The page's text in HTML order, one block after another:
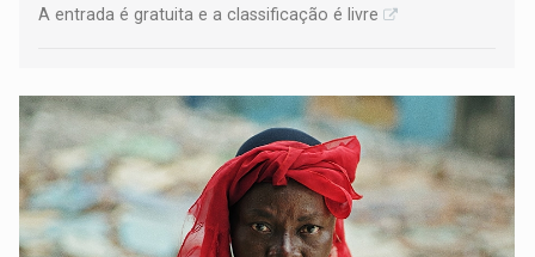
A entrada é gratuita e a classificação é livre